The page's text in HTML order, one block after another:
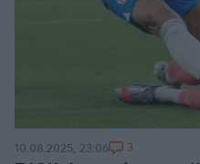
10.08.2025, 23:06 3